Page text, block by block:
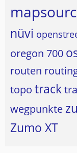
nüvi
oregon 700
routen
topo track
wegpunkte
Zumo XT